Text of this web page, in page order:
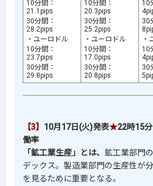
10分間：
21.1pips
30分間：
28.2pips
・ユーロドル
10分間：
23.7pips
30分間：
29.8pips
10分間：
20.3pips
30分間：
25.2pips
・ユーロドル
10分間：
17.0pips
30分間：
20.8pips
10
30
・
10
30
【3】 10月17日(火)発表★22時15分
働率
「鉱工業生産」とは、 鉱工業部門
デックス。製造業部門の生産性が
を見るために重要となる。